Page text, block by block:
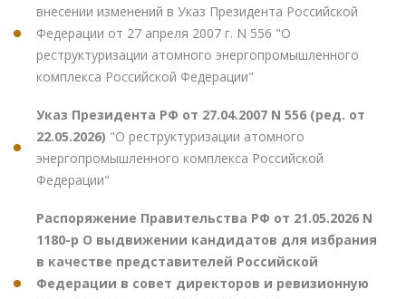
внесении изменений в Указ Президента Российской
Федерации от 27 апреля 2007 г. N 556 "О
реструктуризации атомного энергопромышленного
комплекса Российской Федерации"
Указ Президента РФ от 27.04.2007 N 556 (ред. от
22.05.2026) "О реструктуризации атомного
энергопромышленного комплекса Российской
Федерации"
Распоряжение Правительства РФ от 21.05.2026 N
1180-р О выдвижении кандидатов для избрания
в качестве представителей Российской
Федерации в совет директоров и ревизионную